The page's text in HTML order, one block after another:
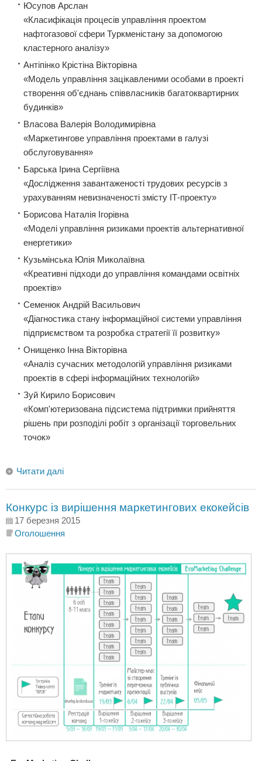
Юсупов Арслан
«Класифікація процесів управління проектом
нафтогазової сфери Туркменістану за допомогою
кластерного аналізу»
Антіпінко Крістіна Вікторівна
«Модель управління зацікавленими особами в проекті
створення об'єднань співвласників багатоквартирних
будинків»
Власова Валерія Володимирівна
«Маркетингове управління проектами в галузі
обслуговування»
Барська Ірина Сергіївна
«Дослідження завантаженості трудових ресурсів з
урахуванням невизначеності змісту ІТ-проекту»
Борисова Наталія Ігорівна
«Моделі управління ризиками проектів альтернативної
енергетики»
Кузьмінська Юлія Миколаївна
«Креативні підходи до управління командами освітніх
проектів»
Семенюк Андрій Васильович
«Діагностика стану інформаційної системи управління
підприємством та розробка стратегії її розвитку»
Онищенко Інна Вікторівна
«Аналіз сучасних методологій управління ризиками
проектів в сфері інформаційних технологій»
Зуй Кирило Борисович
«Комп'ютеризована підсистема підтримки прийняття
рішень при розподілі робіт з організації торговельних
точок»
Читати далі
Конкурс із вирішення маркетингових екокейсів
17 березня 2015
Оголошення